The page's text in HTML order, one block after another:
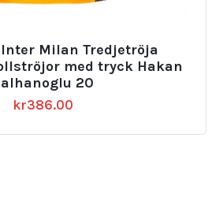
Inter Milan Tredjetröja
med tryck Hakan
20
kr386.00